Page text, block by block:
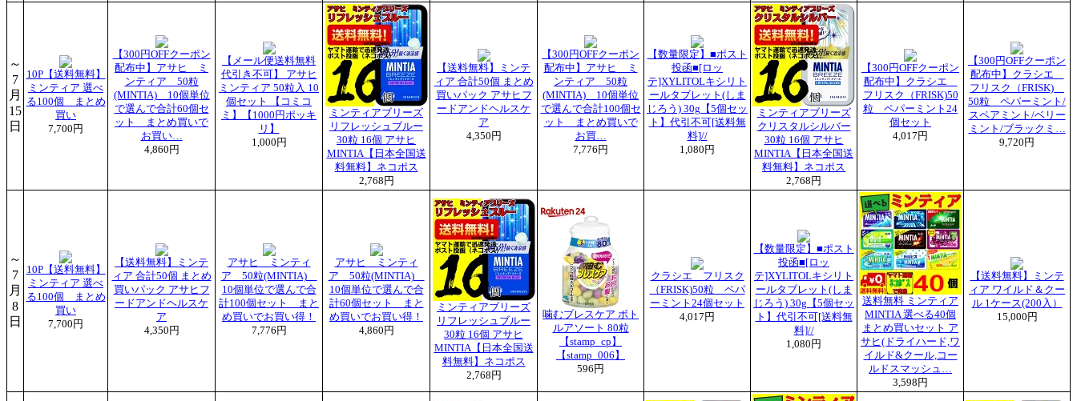
～
7
月
15
日
10P【送料無料】
ミンティア 選べ
る100個 まとめ
買い
7,700円
【300円OFFクーポン
配布中】アサヒ ミ
ンティア 50粒
(MINTIA) 10個単位
で選んで合計60個セ
ット まとめ買いで
お買い…
4,860円
【メール便送料無料
代引き不可】 アサヒ
ミンティア 50粒入 10
個セット 【コミコ
ミ】【1000円ポッキ
リ】
1,000円
ミンティアブリーズ
リフレッシュブルー
30粒 16個 アサヒ
MINTIA【日本全国送
料無料】ネコポス
2,768円
【送料無料】ミンテ
ィア 合計50個 まとめ
買いパック アサヒフ
ードアンドヘルスケ
ア
4,350円
【300円OFFクーポン
配布中】アサヒ ミ
ンティア 50粒
(MINTIA) 10個単位
で選んで合計100個セ
ット まとめ買いで
お買…
7,776円
【数量限定】■ポスト
投函■[ロッ
テ]XYLITOLキシリト
ールタブレット(しま
じろう) 30g【5個セッ
ト】代引不可[送料無
料]//
1,080円
ミンティアブリーズ
クリスタルシルバー
30粒 16個 アサヒ
MINTIA【日本全国送
料無料】ネコポス
2,768円
【300円OFFクーポン
配布中】クラシエ
フリスク（FRISK)50
粒 ペパーミント24
個セット
4,017円
【300円OFFクーポン
配布中】クラシエ
フリスク（FRISK)
50粒 ペパーミント/
スペアミント/ベリー
ミント/ブラックミ…
9,720円
～
7
月
8
日
10P【送料無料】
ミンティア 選べ
る100個 まとめ
買い
7,700円
【送料無料】ミンテ
ィア 合計50個 まとめ
買いパック アサヒフ
ードアンドヘルスケ
ア
4,350円
アサヒ ミンティ
ア 50粒(MINTIA)
10個単位で選んで合
計100個セット まと
め買いでお買い得！
7,776円
アサヒ ミンティ
ア 50粒(MINTIA)
10個単位で選んで合
計60個セット まと
め買いでお買い得！
4,860円
ミンティアブリーズ
リフレッシュブルー
30粒 16個 アサヒ
MINTIA【日本全国送
料無料】ネコポス
2,768円
噛むブレスケア ボト
ルアソート 80粒
【stamp_cp】
【stamp_006】
596円
クラシエ フリスク
（FRISK)50粒 ペパ
ーミント24個セット
4,017円
【数量限定】■ポスト
投函■[ロッ
テ]XYLITOLキシリト
ールタブレット(しま
じろう) 30g【5個セッ
ト】代引不可[送料無
料]//
1,080円
送料無料 ミンティア
MINTIA 選べる40個
まとめ買いセット ア
サヒ(ドライハード,ワ
イルド&クール,コー
ルドスマッシュ…
3,598円
【送料無料】ミンテ
ィア ワイルド＆クー
ル 1ケース(200入）
15,000円